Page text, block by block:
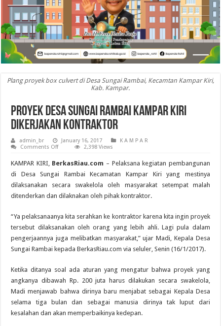
Plang proyek box culvert di Desa Sungai Rambai, Kecamtan Kampar Kiri,
Kab. Kampar.
Proyek Desa Sungai Rambai Kampar Kiri
Dikerjakan Kontraktor
admin_br January 16, 2017
K A M P A R
Comments Offon
Desa
Sungai
Rambai
Kampar
Kiri
Kontraktor
2,398 Views
KAMPAR KIRI, BerkasRiau.com – Pelaksana kegiatan pembangunan
di Desa Sungai Rambai Kecamatan Kampar Kiri yang mestinya
dilaksanakan secara swakelola oleh masyarakat setempat malah
ditenderkan dan dilaknakan oleh pihak kontraktor.
“Ya pelaksanaanya kita serahkan ke kontraktor karena kita ingin proyek
tersebut dilaksanakan oleh orang yang lebih ahli. Lagi pula dalam
pengerjaannya juga melibatkan masyarakat,” ujar Madi, Kepala Desa
Sungai Rambai kepada BerkasRiau.com via seluler, Senin (16/1/2017).
Ketika ditanya soal ada aturan yang mengatur bahwa proyek yang
angkanya dibawah Rp. 200 juta harus dilakukan secara swakelola,
Madi menjawab bahwa dirinya baru menjabat sebagai Kepala Desa
selama tiga bulan dan sebagai manusia dirinya tak luput dari
kesalahan dan akan memperbaikinya kedepan.